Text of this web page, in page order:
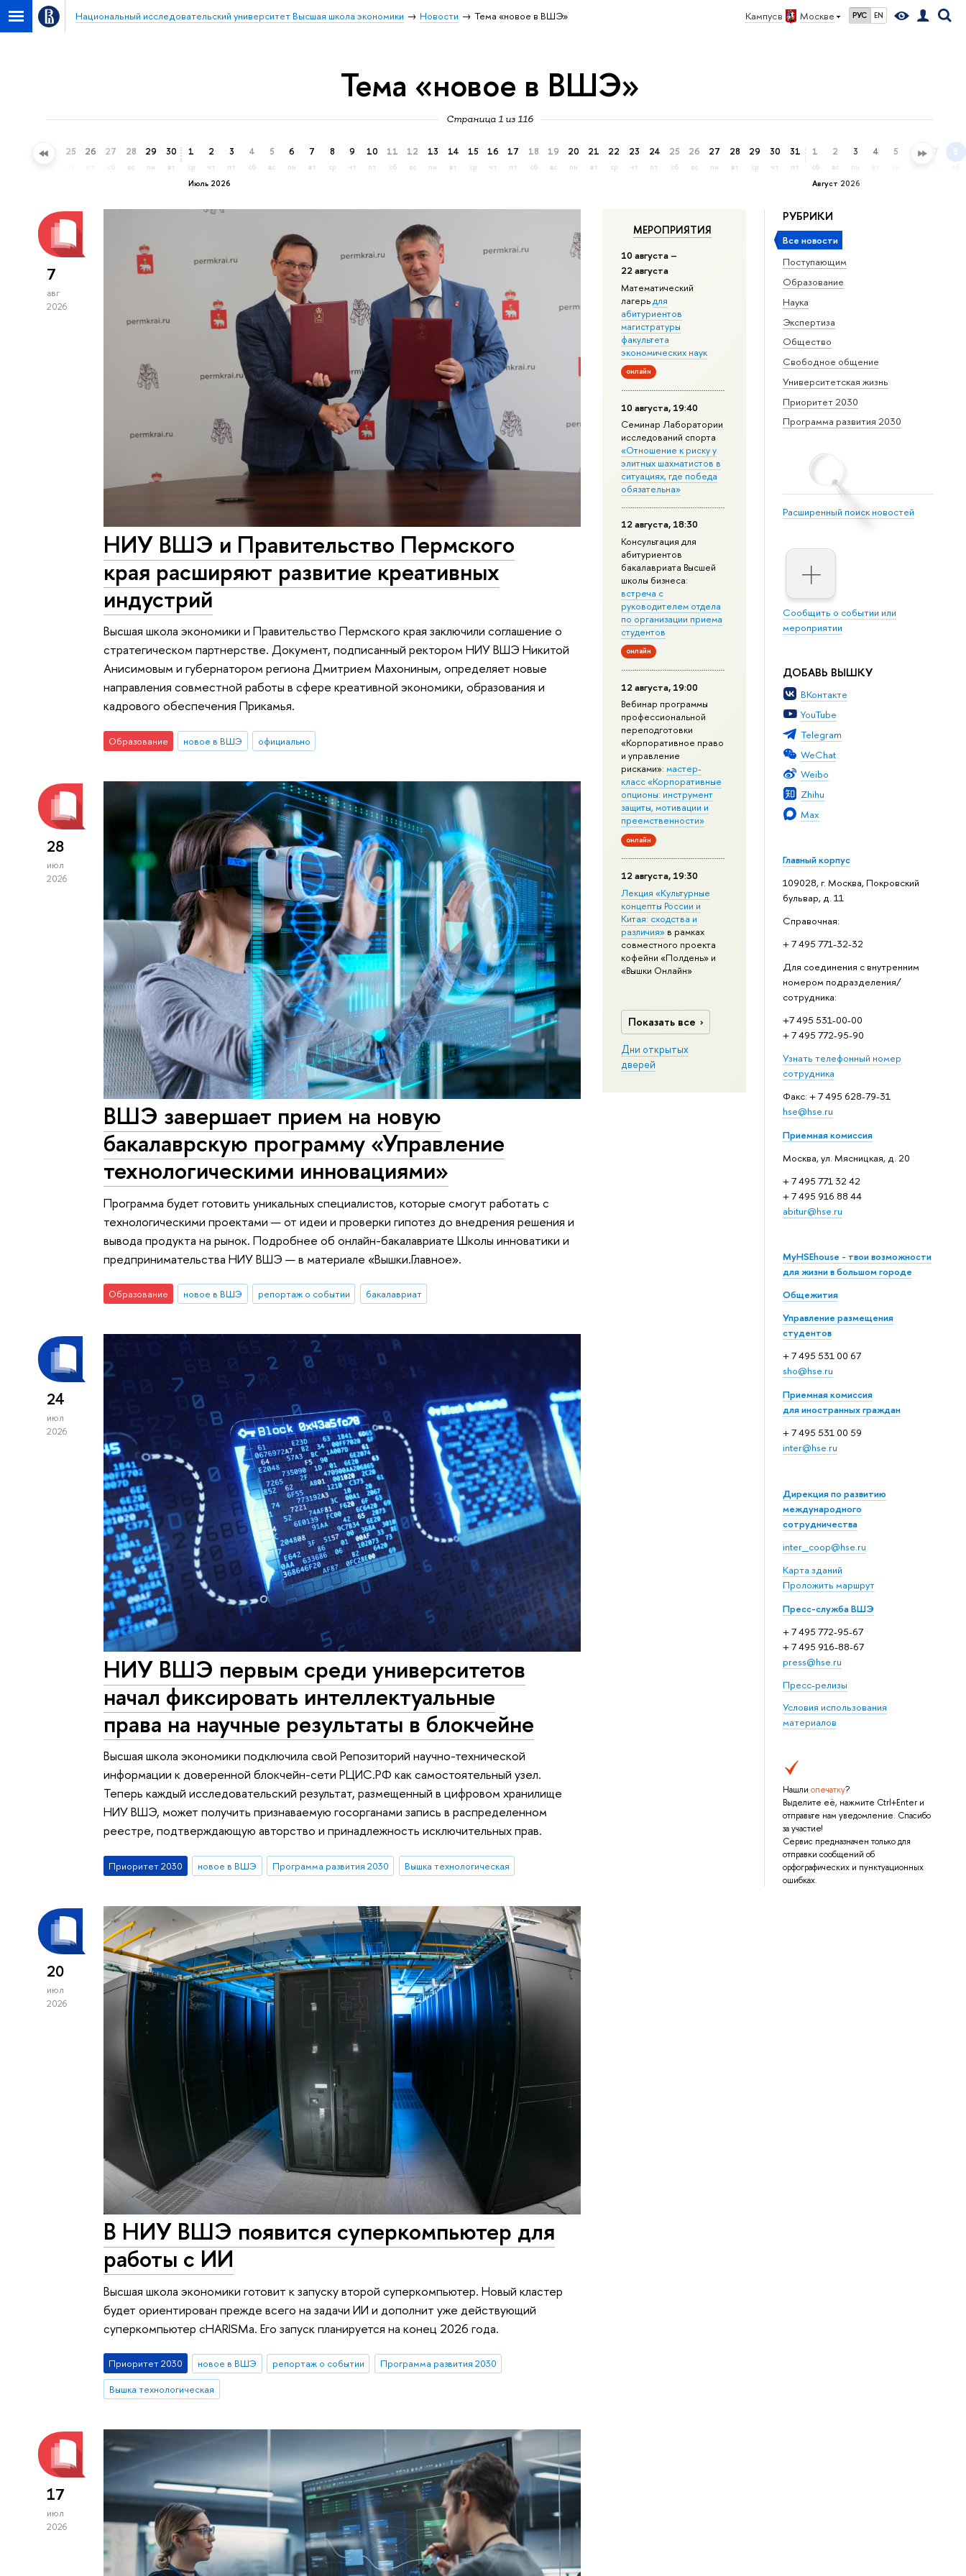
Кампус в Москве РУС EN
Национальный исследовательский университет Высшая школа экономики Новости Тема «новое в ВШЭ»
Тема «новое в ВШЭ»
Страница 1 из 116
24 25 26 27
сб
28
вс
29
пн
30
вт
Июль 2026
1
ср
2
чт
3
пт
4
сб
5
вс
6
пн
7
вт
8
ср
9
чт
10
пт
11
сб
12
вс
13
пн
14
вт
15
ср
16
чт
17
пт
18
сб
19
вс
20
пн
21
вт
22
ср
23
чт
24
пт
25
сб
26
вс
27
пн
28
вт
29
ср
30
чт
31
пт
Август 2026
1
сб
2
вс
3
пн
4 5 6 7 8
сб
РУБРИКИ
Все новости
Поступающим
Образование
Наука
Экспертиза
Общество
Свободное общение
Университетская жизнь
Приоритет 2030
Программа развития 2030
Расширенный поиск новостей
Сообщить о событии или
мероприятии
ДОБАВЬ ВЫШКУ
ВКонтакте
YouTube
Telegram
WeChat
Weibo
Zhihu
Max
Главный корпус
109028, г. Москва, Покровский
бульвар, д. 11
Справочная:
+ 7 495 771-32-32
Для соединения с внутренним
номером подразделения/
сотрудника:
+7 495 531-00-00
+ 7 495 772-95-90
Узнать телефонный номер
сотрудника
Факс: + 7 495 628-79-31
hse@hse.ru
Приемная комиссия
Москва, ул. Мясницкая, д. 20
+ 7 495 771 32 42
+ 7 495 916 88 44
abitur@hse.ru
MyHSEhouse - твои возможности
для жизни в большом городе
Общежития
Управление размещения
студентов
+ 7 495 531 00 67
sho@hse.ru
Приемная комиссия
для иностранных граждан
+ 7 495 531 00 59
inter@hse.ru
Дирекция по развитию
международного
сотрудничества
inter_coop@hse.ru
Карта зданий
Проложить маршрут
Пресс-служба ВШЭ
+ 7 495 772-95-67
+ 7 495 916-88-67
press@hse.ru
Пресс-релизы
Условия использования
материалов
Нашли опечатку?
Выделите её, нажмите Ctrl+Enter и
отправьте нам уведомление. Спасибо
за участие!
Сервис предназначен только для
отправки сообщений об
орфографических и пунктуационных
ошибках.
МЕРОПРИЯТИЯ
10 августа –
22 августа
Математический
лагерьдля
абитуриентов
магистратуры
факультета
экономических наук
онлайн
10 августа, 19:40
Семинар Лаборатории
исследований спорта
«Отношение к риску у
элитных шахматистов в
ситуациях, где победа
обязательна»
12 августа, 18:30
Консультация для
абитуриентов
бакалавриата Высшей
школы бизнеса:
встреча с
руководителем отдела
по организации приема
студентов
онлайн
12 августа, 19:00
Вебинар программы
профессиональной
переподготовки
«Корпоративное право
и управление
рисками»: мастер-
класс «Корпоративные
опционы: инструмент
защиты, мотивации и
преемственности»
онлайн
12 августа, 19:30
Лекция «Культурные
концепты России и
Китая: сходства и
различия»в рамках
совместного проекта
кофейни «Полдень» и
«Вышки Онлайн»
Показать все
Дни открытых
дверей
7
авг
2026
НИУ ВШЭ и Правительство Пермского
края расширяют развитие креативных
индустрий
Высшая школа экономики и Правительство Пермского края заключили соглашение о
стратегическом партнерстве. Документ, подписанный ректором НИУ ВШЭ Никитой
Анисимовым и губернатором региона Дмитрием Махониным, определяет новые
направления совместной работы в сфере креативной экономики, образования и
кадрового обеспечения Прикамья.
Образование новое в ВШЭ официально
28
июл
2026
ВШЭ завершает прием на новую
бакалаврскую программу «Управление
технологическими инновациями»
Программа будет готовить уникальных специалистов, которые смогут работать с
технологическими проектами — от идеи и проверки гипотез до внедрения решения и
вывода продукта на рынок. Подробнее об онлайн-бакалавриате Школы инноватики и
предпринимательства НИУ ВШЭ — в материале «Вышки.Главное».
Образование новое в ВШЭ репортаж о событии бакалавриат
24
июл
2026
НИУ ВШЭ первым среди университетов
начал фиксировать интеллектуальные
права на научные результаты в блокчейне
Высшая школа экономики подключила свой Репозиторий научно-технической
информации к доверенной блокчейн-сети РЦИС.РФ как самостоятельный узел.
Теперь каждый исследовательский результат, размещенный в цифровом хранилище
НИУ ВШЭ, может получить признаваемую госорганами запись в распределенном
реестре, подтверждающую авторство и принадлежность исключительных прав.
Приоритет 2030 новое в ВШЭ Программа развития 2030 Вышка технологическая
20
июл
2026
В НИУ ВШЭ появится суперкомпьютер для
работы с ИИ
Высшая школа экономики готовит к запуску второй суперкомпьютер. Новый кластер
будет ориентирован прежде всего на задачи ИИ и дополнит уже действующий
суперкомпьютер cHARISMa. Его запуск планируется на конец 2026 года.
Приоритет 2030 новое в ВШЭ репортаж о событии
Программа развития 2030
Вышка технологическая
17
июл
2026